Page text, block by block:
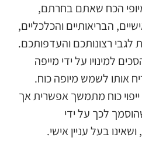
הכח שאתם בחרתם,
הבריאותיים והכלכליים,
לגבי רצונותכם והעדפותכם.
למינויו על ידי מייפה
אותו לשמש מיופה כוח.
כוח מתמשך אפשרית אך
לכך על ידי
בעל עניין אישי.